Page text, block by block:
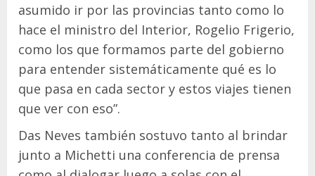
asumido ir por las provincias tanto como lo
hace el ministro del Interior, Rogelio Frigerio,
como los que formamos parte del gobierno
para entender sistemáticamente qué es lo
que pasa en cada sector y estos viajes tienen
que ver con eso”.
Das Neves también sostuvo tanto al brindar
junto a Michetti una conferencia de prensa